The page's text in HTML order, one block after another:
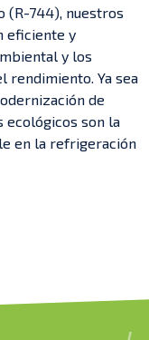
(R-744), nuestros
eficiente y
y los
rendimiento. Ya sea
de
ecológicos son la
en la refrigeración